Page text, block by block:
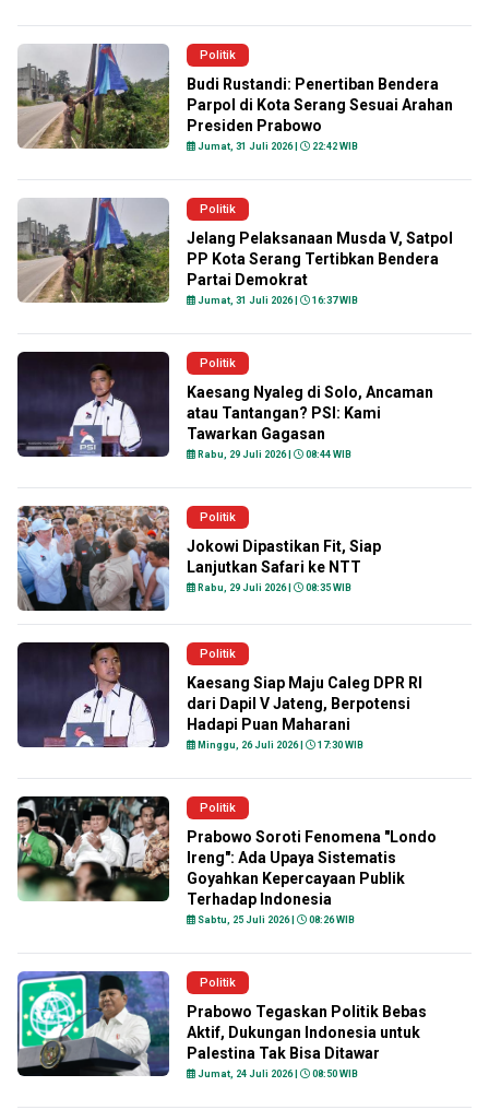
Politik
Budi Rustandi: Penertiban Bendera
Parpol di Kota Serang Sesuai Arahan
Presiden Prabowo
Jumat, 31 Juli 2026 | 22:42 WIB
Politik
Jelang Pelaksanaan Musda V, Satpol
PP Kota Serang Tertibkan Bendera
Partai Demokrat
Jumat, 31 Juli 2026 | 16:37 WIB
Politik
Kaesang Nyaleg di Solo, Ancaman
atau Tantangan? PSI: Kami
Tawarkan Gagasan
Rabu, 29 Juli 2026 | 08:44 WIB
Politik
Jokowi Dipastikan Fit, Siap
Lanjutkan Safari ke NTT
Rabu, 29 Juli 2026 | 08:35 WIB
Politik
Kaesang Siap Maju Caleg DPR RI
dari Dapil V Jateng, Berpotensi
Hadapi Puan Maharani
Minggu, 26 Juli 2026 | 17:30 WIB
Politik
Prabowo Soroti Fenomena "Londo
Ireng": Ada Upaya Sistematis
Goyahkan Kepercayaan Publik
Terhadap Indonesia
Sabtu, 25 Juli 2026 | 08:26 WIB
Politik
Prabowo Tegaskan Politik Bebas
Aktif, Dukungan Indonesia untuk
Palestina Tak Bisa Ditawar
Jumat, 24 Juli 2026 | 08:50 WIB